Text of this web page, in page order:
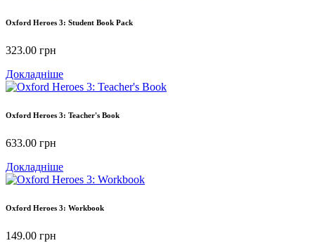
Oxford Heroes 3: Student Book Pack
323.00 грн
Докладніше
Oxford Heroes 3: Teacher's Book
633.00 грн
Докладніше
Oxford Heroes 3: Workbook
149.00 грн